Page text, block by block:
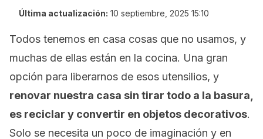
Última actualización: 10 septiembre, 2025 15:10
Todos tenemos en casa cosas que no usamos, y
muchas de ellas están en la cocina. Una gran
opción para liberarnos de esos utensilios, y
renovar nuestra casa sin tirar todo a la basura,
es reciclar y convertir en objetos decorativos.
Solo se necesita un poco de imaginación y en